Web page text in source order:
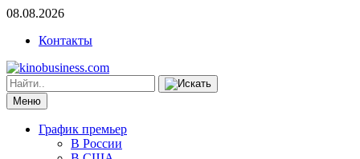
08.08.2026
Контакты
Меню
График премьер
В России